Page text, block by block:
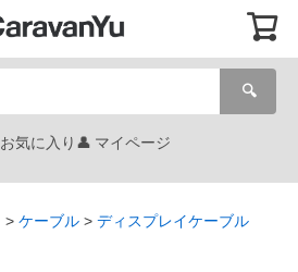
🔍
お気に入り マイページ
ケーブル ディスプレイケーブル